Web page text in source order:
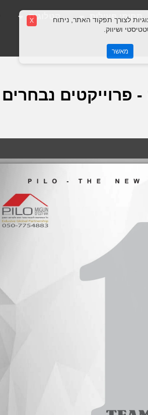
תחומי פעילות קטלוגים
פרוייקטים נבחרים
X
לצורך תפקוד האתר, ניתוח
ושיווק.
מאשר